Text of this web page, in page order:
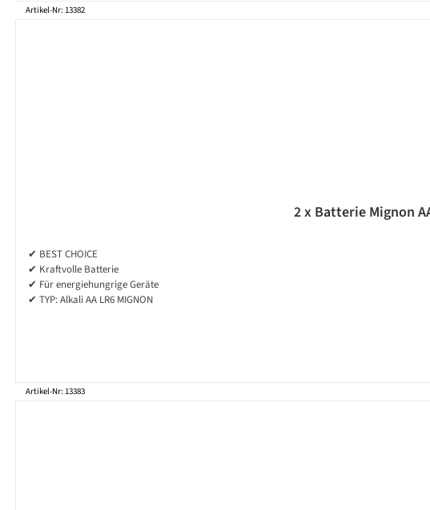
Artikel-Nr: 13382
2 x Batterie Mignon
✔ BEST CHOICE
✔ Kraftvolle Batterie
✔ Für energiehungrige Geräte
✔ TYP: Alkali AA LR6 MIGNON
Artikel-Nr: 13383